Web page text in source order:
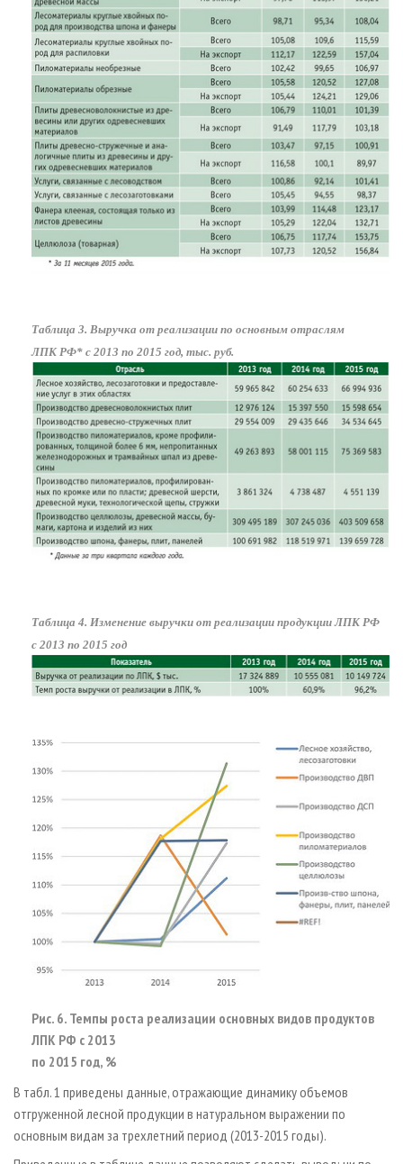
Таблица 3. Выручка от реализации по основным отраслям
ЛПК РФ* с 2013 по 2015 год, тыс. руб.
Таблица 4. Изменение выручки от реализации продукции ЛПК РФ
с 2013 по 2015 год
Рис. 6. Темпы роста реализации основных видов продуктов
ЛПК РФ с 2013
по 2015 год, %
В табл. 1 приведены данные, отражающие динамику объемов
отгруженной лесной продукции в натуральном выражении по
основным видам за трехлетний период (2013-2015 годы).